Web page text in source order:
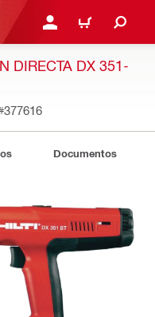
INICIE SESIÓN O
CARRITO
DIRECTA DX 351-
Documentos